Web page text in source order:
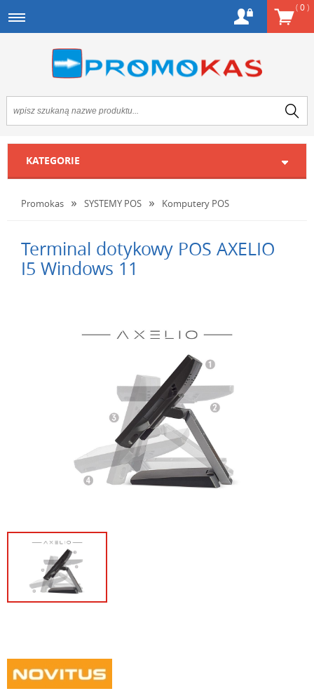
(0)
KATEGORIE
Promokas SYSTEMY POS Komputery POS
Terminal dotykowy POS AXELIO
I5 Windows 11